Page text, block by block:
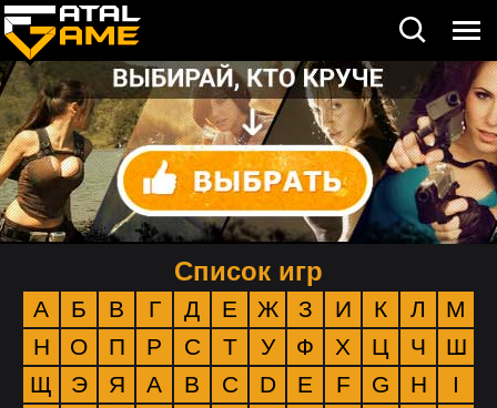
Список игр
А Б В Г Д Е Ж З И К Л
М
Н
О П Р С Т У Ф Х Ц Ч
Ш
Щ
Э Я A B C D E F G H
I